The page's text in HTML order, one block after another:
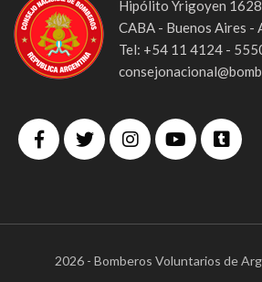
Hipólito Yrigoyen
CABA - Buenos Aires -
Tel: +54 11 4124 -
2026 - Bomberos Voluntarios de